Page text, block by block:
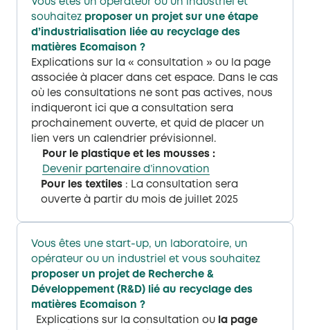
Vous êtes un opérateur ou un industriel et
souhaitez proposer un projet sur une étape
d’industrialisation liée au recyclage des
matières Ecomaison​ ?
Explications sur la « consultation » ou la page
associée à placer dans cet espace​. Dans le cas
où les consultations ne sont pas actives, nous
indiqueront ici que a consultation sera
prochainement ouverte, et quid de placer un
lien vers un calendrier prévisionnel.
Pour le plastique et les mousses :
Devenir partenaire d’innovation
Pour les textiles : La consultation sera
ouverte à partir du mois de juillet 2025
Vous êtes une start-up, un laboratoire, un
opérateur ou un industriel et vous souhaitez
proposer un projet de Recherche &
Développement (R&D) lié au recyclage des
matières Ecomaison​ ?
Explications sur la consultation ou la page